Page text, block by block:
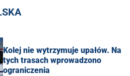
Kolej nie wytrzymuje upałów. Na
tych trasach wprowadzono
ograniczenia